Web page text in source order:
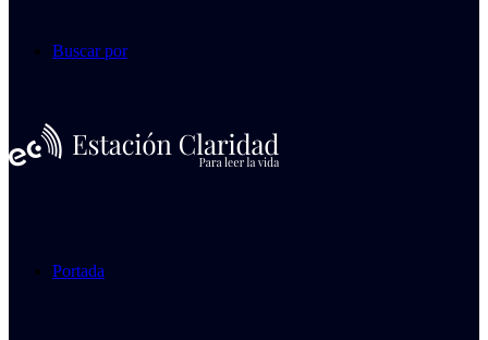
Buscar por
Portada